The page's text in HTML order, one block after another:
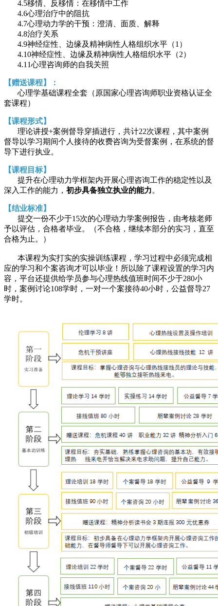
4.5移情、反移情：在移情中工作
4.6心理治疗中的阻抗
4.7心理动力学的干预：澄清、面质、解释
4.8治疗关系
4.9神经症性、边缘及精神病性人格组织水平（1）
4.10神经症性、边缘及精神病性人格组织水平（2）
4.11心理咨询师的自我关照
【赠送课程】：
心理学基础课程全套（原国家心理咨询师职业资格认证全
套课程）
【课程形式】
理论讲授+案例督导穿插进行，共计22次课程，其中案例
督导以学习期间个人接待的收费咨询为受督案例，在系统的督
导下进行执业。
【课程目标】
提升在心理动力学框架内开展心理咨询工作的稳定性以及
深入工作的能力， 初步具备独立执业的能力。
【结业标准】
提交一份不少于15次的心理动力学案例报告，由考核老师
予以评估，合格者毕业。（不合格，继续本部分的实习，直至
合格为止。）
本课程为实打实的实操训练课程，学习过程中必须完成相
应的学习和个案咨询才可以毕业！所以除了课程设置的学习内
容，平台还提供给学员参与心理热线值班时间不少于280小
时，案例讨论108学时，一对一个案接待40小时，公益督导27
学时。